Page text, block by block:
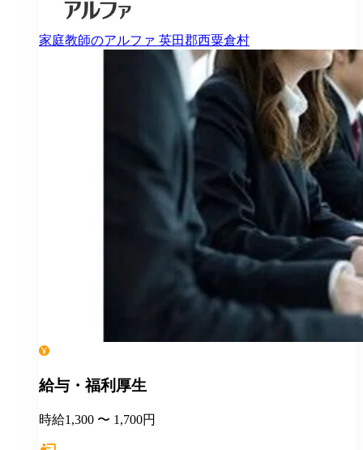
家庭教師のアルファ 英田郡西粟倉村
給与・福利厚生
時給1,300 〜 1,700円